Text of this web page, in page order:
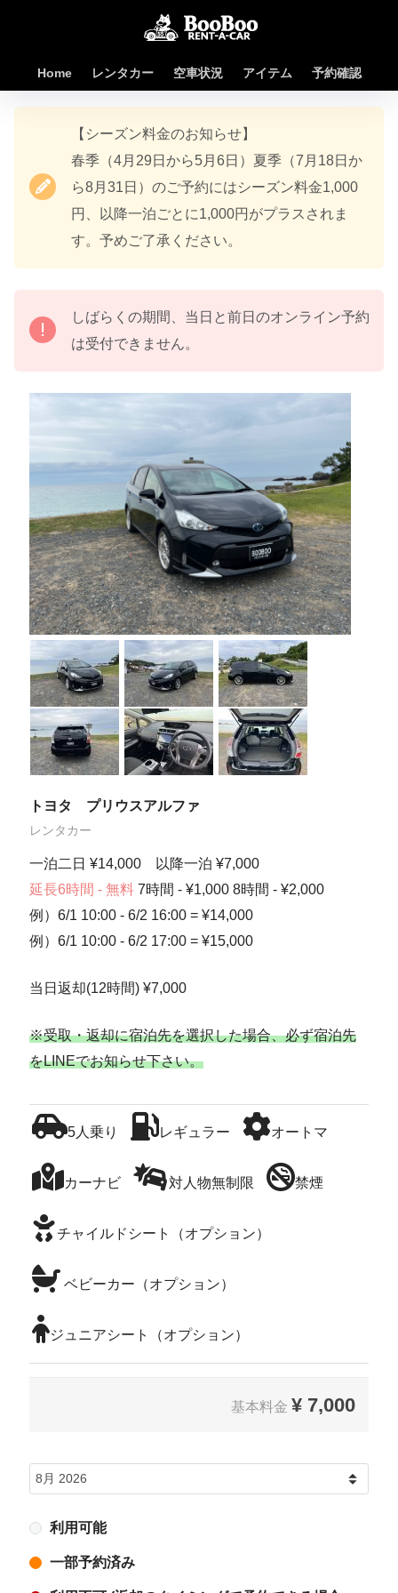
Home レンタカー 空車状況 アイテム 予約確認
【シーズン料金のお知らせ】
春季（4月29日から5月6日）夏季（7月18日か
ら8月31日）のご予約にはシーズン料金1,000
円、以降一泊ごとに1,000円がプラスされま
す。予めご了承ください。
しばらくの期間、当日と前日のオンライン予約
は受付できません。
トヨタ プリウスアルファ
レンタカー
一泊二日 ¥14,000 以降一泊 ¥7,000
延長6時間 - 無料7時間 - ¥1,000 8時間 - ¥2,000
例）6/1 10:00 - 6/2 16:00 = ¥14,000
例）6/1 10:00 - 6/2 17:00 = ¥15,000
当日返却(12時間) ¥7,000
※受取・返却に宿泊先を選択した場合、必ず宿泊先
をLINEでお知らせ下さい。
5人乗り レギュラー オートマ
カーナビ 対人物無制限 禁煙
チャイルドシート（オプション）
ベビーカー（オプション）
ジュニアシート（オプション）
基本料金 ¥ 7,000
利用可能
一部予約済み